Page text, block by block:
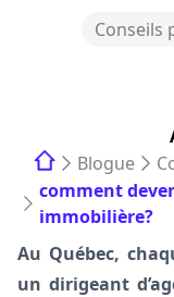
Conseils
Blogue
comment
immobilière?
Au Québec,
un dirigeant